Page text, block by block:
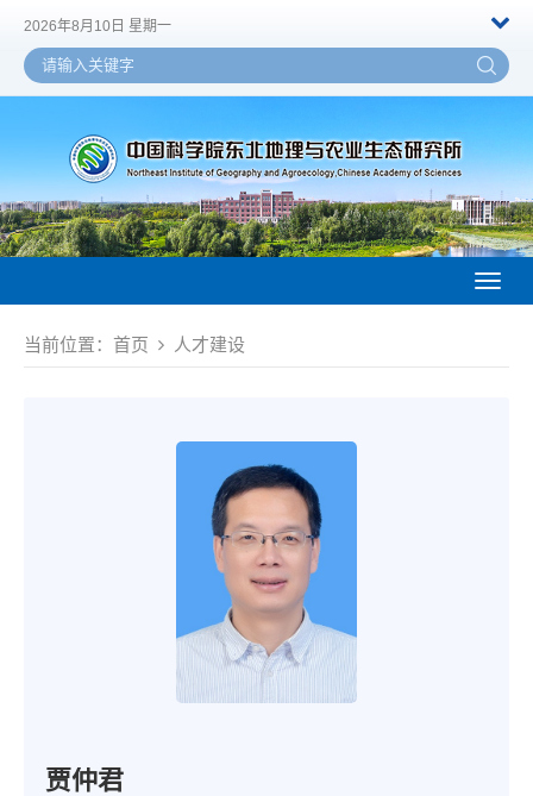
2026年8月10日 星期一
当前位置： 首页 人才建设
贾仲君